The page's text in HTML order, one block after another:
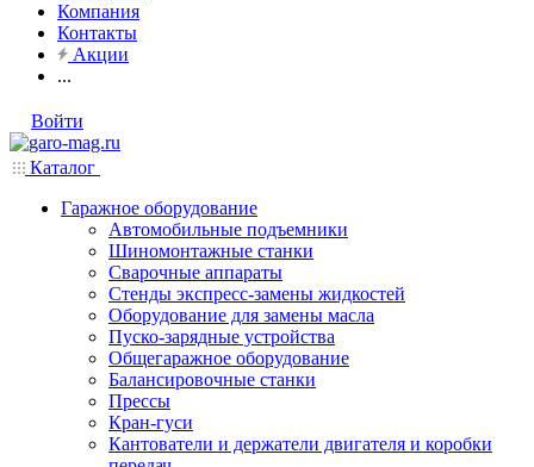
Компания
Контакты
Акции
...
Войти
Каталог
Гаражное оборудование
Автомобильные подъемники
Шиномонтажные станки
Сварочные аппараты
Стенды экспресс-замены жидкостей
Оборудование для замены масла
Пуско-зарядные устройства
Общегаражное оборудование
Балансировочные станки
Прессы
Кран-гуси
Кантователи и держатели двигателя и коробки